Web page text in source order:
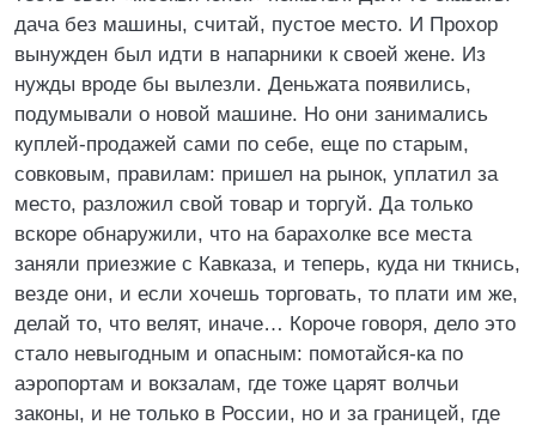
дача без машины, считай, пустое место. И Прохор
вынужден был идти в напарники к своей жене. Из
нужды вроде бы вылезли. Деньжата появились,
подумывали о новой машине. Но они занимались
куплей-продажей сами по себе, еще по старым,
совковым, правилам: пришел на рынок, уплатил за
место, разложил свой товар и торгуй. Да только
вскоре обнаружили, что на барахолке все места
заняли приезжие с Кавказа, и теперь, куда ни ткнись,
везде они, и если хочешь торговать, то плати им же,
делай то, что велят, иначе… Короче говоря, дело это
стало невыгодным и опасным: помотайся-ка по
аэропортам и вокзалам, где тоже царят волчьи
законы, и не только в России, но и за границей, где